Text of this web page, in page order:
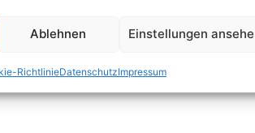
Ablehnen Einstellungen
RichtlinieDatenschutzImpressum